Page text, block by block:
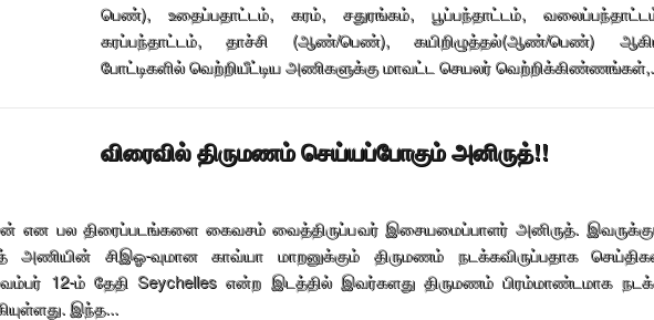
பெண்), உதைப்பதாட்டம், கரம், சதுரங்கம், பூப்பந்தாட்டம்,
கரப்பந்தாட்டம், தாச்சி (ஆண்/பெண்), கயிறிழுத்தல்(ஆண்/பெண்)
போட்டிகளில் வெற்றியீட்டிய அணிகளுக்கு மாவட்ட செயலர்
விரைவில் திருமணம் செய்யப்போகும் அனிருத்!!
என பல திரைப்படங்களை கைவசம் வைத்திருப்பவர் இசையமைப்பாளர் அனிருத்.
அணியின் சிஇஓ-வுமான காவ்யா மாறனுக்கும் திருமணம் நடக்கவிருப்பதாக
12-ம் தேதி Seychelles என்ற இடத்தில் இவர்களது திருமணம் பிரம்மாண்டமாக
இந்த...